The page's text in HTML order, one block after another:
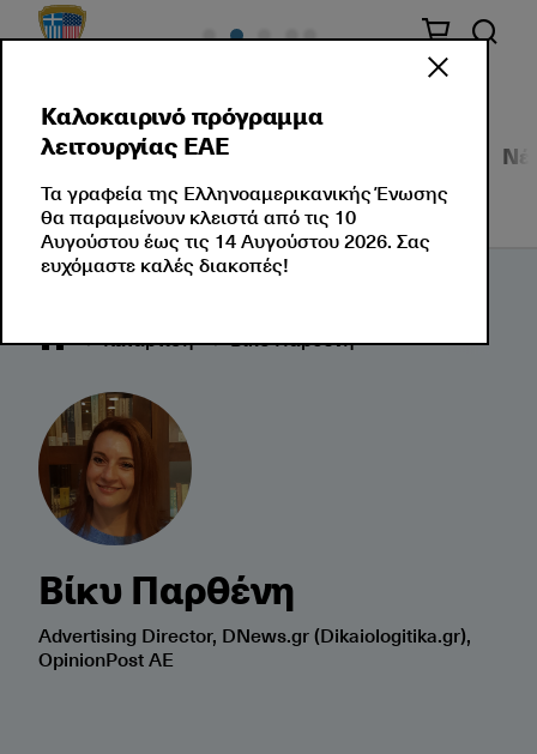
Σεμινάρια Εταιρικές Λύσεις
Κατάρτιση Βίκυ Παρθένη
Βίκυ Παρθένη
Advertising Director, DNews.gr (Dikaiologitika.gr),
OpinionPost AE
Καλοκαιρινό πρόγραμμα
λειτουργίας ΕΑΕ
Τα γραφεία της Ελληνοαμερικανικής Ένωσης
θα παραμείνουν κλειστά από τις 10
Αυγούστου έως τις 14 Αυγούστου 2026. Σας
ευχόμαστε καλές διακοπές!